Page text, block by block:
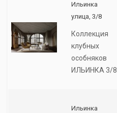
Ильинка
улица, 3/8
Коллекция
клубных
особняков
ИЛЬИНКА 3/8
Ильинка